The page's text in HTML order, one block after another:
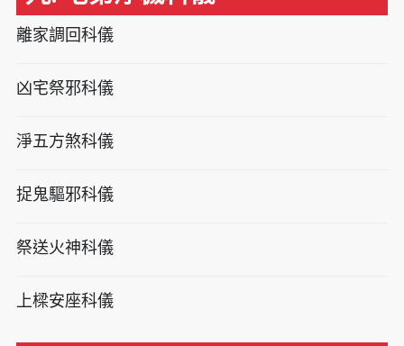
離家調回科儀
凶宅祭邪科儀
淨五方煞科儀
捉鬼驅邪科儀
祭送火神科儀
上樑安座科儀